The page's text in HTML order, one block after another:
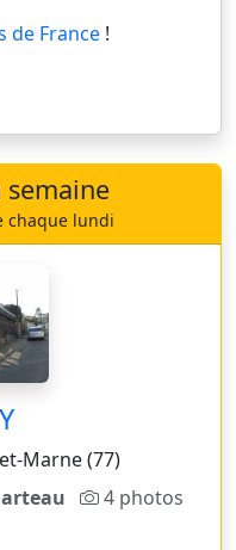
de France !
semaine
chaque lundi
Marne (77)
4 photos